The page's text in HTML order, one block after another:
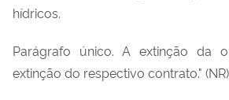
hídricos.
Parágrafo único. A extinção da
extinção do respectivo contrato." (NR)